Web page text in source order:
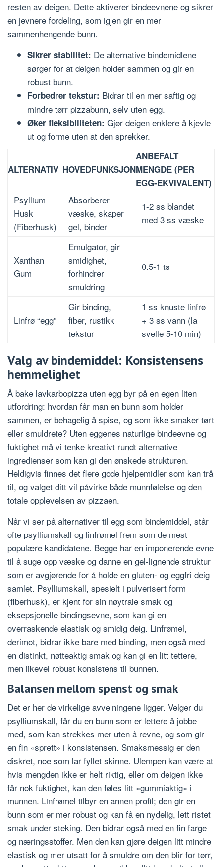
resten av deigen. Dette aktiverer bindeevnene og sikrer
en jevnere fordeling, som igjen gir en mer
sammenhengende bunn.
Sikrer stabilitet: De alternative bindemidlene
sørger for at deigen holder sammen og gir en
robust bunn.
Forbedrer tekstur: Bidrar til en mer saftig og
mindre tørr pizzabunn, selv uten egg.
Øker fleksibiliteten: Gjør deigen enklere å kjevle
ut og forme uten at den sprekker.
ALTERNATIV HOVEDFUNKSJON
ANBEFALT
MENGDE (PER
EGG-EKVIVALENT)
Psyllium
Husk
(Fiberhusk)
Absorberer
væske, skaper
gel, binder
1-2 ss blandet
med 3 ss væske
Xanthan
Gum
Emulgator, gir
smidighet,
forhindrer
smuldring
0.5-1 ts
Linfrø “egg”
Gir binding,
fiber, rustikk
tekstur
1 ss knuste linfrø
+ 3 ss vann (la
svelle 5-10 min)
Valg av bindemiddel: Konsistensens
hemmelighet
Å bake lavkarbopizza uten egg byr på en egen liten
utfordring: hvordan får man en bunn som holder
sammen, er behagelig å spise, og som ikke smaker tørt
eller smuldrete? Uten eggenes naturlige bindeevne og
fuktighet må vi tenke kreativt rundt alternative
ingredienser som kan gi den ønskede strukturen.
Heldigvis finnes det flere gode hjelpemidler som kan trå
til, og valget ditt vil påvirke både munnfølelse og den
totale opplevelsen av pizzaen.
Når vi ser på alternativer til egg som bindemiddel, står
ofte psylliumskall og linfrømel frem som de mest
populære kandidatene. Begge har en imponerende evne
til å suge opp væske og danne en gel-lignende struktur
som er avgjørende for å holde en gluten- og eggfri deig
samlet. Psylliumskall, spesielt i pulverisert form
(fiberhusk), er kjent for sin nøytrale smak og
eksepsjonelle bindingsevne, som kan gi en
overraskende elastisk og smidig deig. Linfrømel,
derimot, bidrar ikke bare med binding, men også med
en distinkt, nøtteaktig smak og kan gi en litt tettere,
men likevel robust konsistens til bunnen.
Balansen mellom spenst og smak
Det er her de virkelige avveiningene ligger. Velger du
psylliumskall, får du en bunn som er lettere å jobbe
med, som kan strekkes mer uten å revne, og som gir
en fin «sprett» i konsistensen. Smaksmessig er den
diskret, noe som lar fyllet skinne. Ulempen kan være at
hvis mengden ikke er helt riktig, eller om deigen ikke
får nok fuktighet, kan den føles litt «gummiaktig» i
munnen. Linfrømel tilbyr en annen profil; den gir en
bunn som er mer robust og kan få en nydelig, lett ristet
smak under steking. Den bidrar også med en fin farge
og næringsstoffer. Men den kan gjøre deigen litt mindre
elastisk og mer utsatt for å smuldre om den blir for tørr,